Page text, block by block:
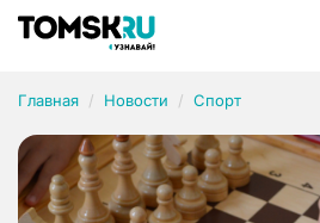
Главная Новости Спорт